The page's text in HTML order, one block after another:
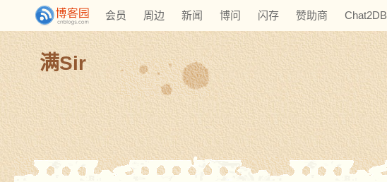
会员 周边 新闻 博问 闪存 赞助商 Chat2DB
满Sir